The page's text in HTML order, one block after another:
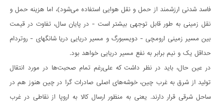
فاسد شدنی ارزشمند از حمل و نقل هوایی استفاده می‌شود)، اما هزینه حمل و
نقل زمینی به طور قابل توجهی بیشتر است - در پایان سال، تفاوت در قیمت
بین مسیر زمینی ارومچی - دویسبورگ و مسیر دریایی دریا شانگهای - روتردام
حداقل یک و نیم برابر به نفع مسیر دریایی خواهد بود.
در عین حال، باید در نظر داشت که علی‌رغم تمام صحبت‌ها در مورد انتقال
تولید از شرق به غرب چین، خوشه‌های اصلی صادرات گرا در چین هنوز هم در
ساحل شرقی قرار دارند. یعنی به منظور ارسال کالا به اروپا از نقاطی در غرب